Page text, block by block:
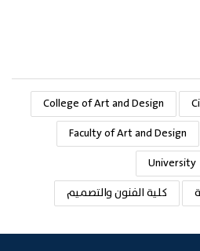
College of Art and Design
Faculty of Art and Design
University
كلية الفنون والتصميم